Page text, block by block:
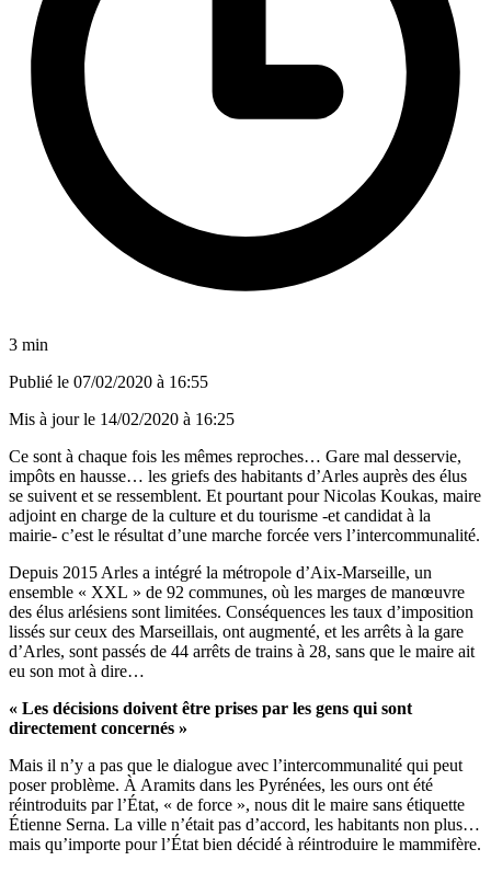
3 min
Publié le 07/02/2020 à 16:55
Mis à jour le 14/02/2020 à 16:25
Ce sont à chaque fois les mêmes reproches… Gare mal desservie,
impôts en hausse… les griefs des habitants d’Arles auprès des élus
se suivent et se ressemblent. Et pourtant pour Nicolas Koukas, maire
adjoint en charge de la culture et du tourisme -et candidat à la
mairie- c’est le résultat d’une marche forcée vers l’intercommunalité.
Depuis 2015 Arles a intégré la métropole d’Aix-Marseille, un
ensemble « XXL » de 92 communes, où les marges de manœuvre
des élus arlésiens sont limitées. Conséquences les taux d’imposition
lissés sur ceux des Marseillais, ont augmenté, et les arrêts à la gare
d’Arles, sont passés de 44 arrêts de trains à 28, sans que le maire ait
eu son mot à dire…
« Les décisions doivent être prises par les gens qui sont
directement concernés »
Mais il n’y a pas que le dialogue avec l’intercommunalité qui peut
poser problème. À Aramits dans les Pyrénées, les ours ont été
réintroduits par l’État, « de force », nous dit le maire sans étiquette
Étienne Serna. La ville n’était pas d’accord, les habitants non plus…
mais qu’importe pour l’État bien décidé à réintroduire le mammifère.